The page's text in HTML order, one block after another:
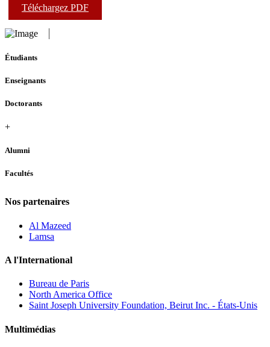
Téléchargez PDF
Étudiants
Enseignants
Doctorants
+
Alumni
Facultés
Nos partenaires
Al Mazeed
Lamsa
A l'International
Bureau de Paris
North America Office
Saint Joseph University Foundation, Beirut Inc. - États-Unis
Multimédias